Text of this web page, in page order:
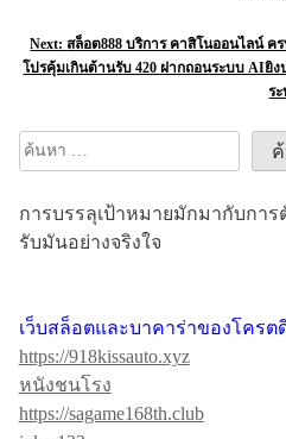
แ
ว
เ
อ
Next: สล็อต888 บริการ คาสิโนออนไลน์ คร
โปรคุ้มเกินต้านรับ 420 ฝากถอนระบบ AIยิ
ร
ค้นหา
การบรรลุเป้าหมายมักมากับการ
รับมันอย่างจริงใจ
เว็บสล็อตและบาคาร่าของโครต
https://918kissauto.xyz
หนังชนโรง
https://sagame168th.club